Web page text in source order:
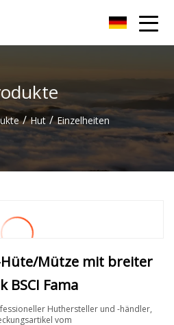
/ Hut / Einzelheiten
Mütze mit breiter
BSCI Fama
Huthersteller und -händler,
vom